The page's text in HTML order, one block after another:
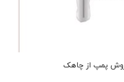
پمپ از چاهک